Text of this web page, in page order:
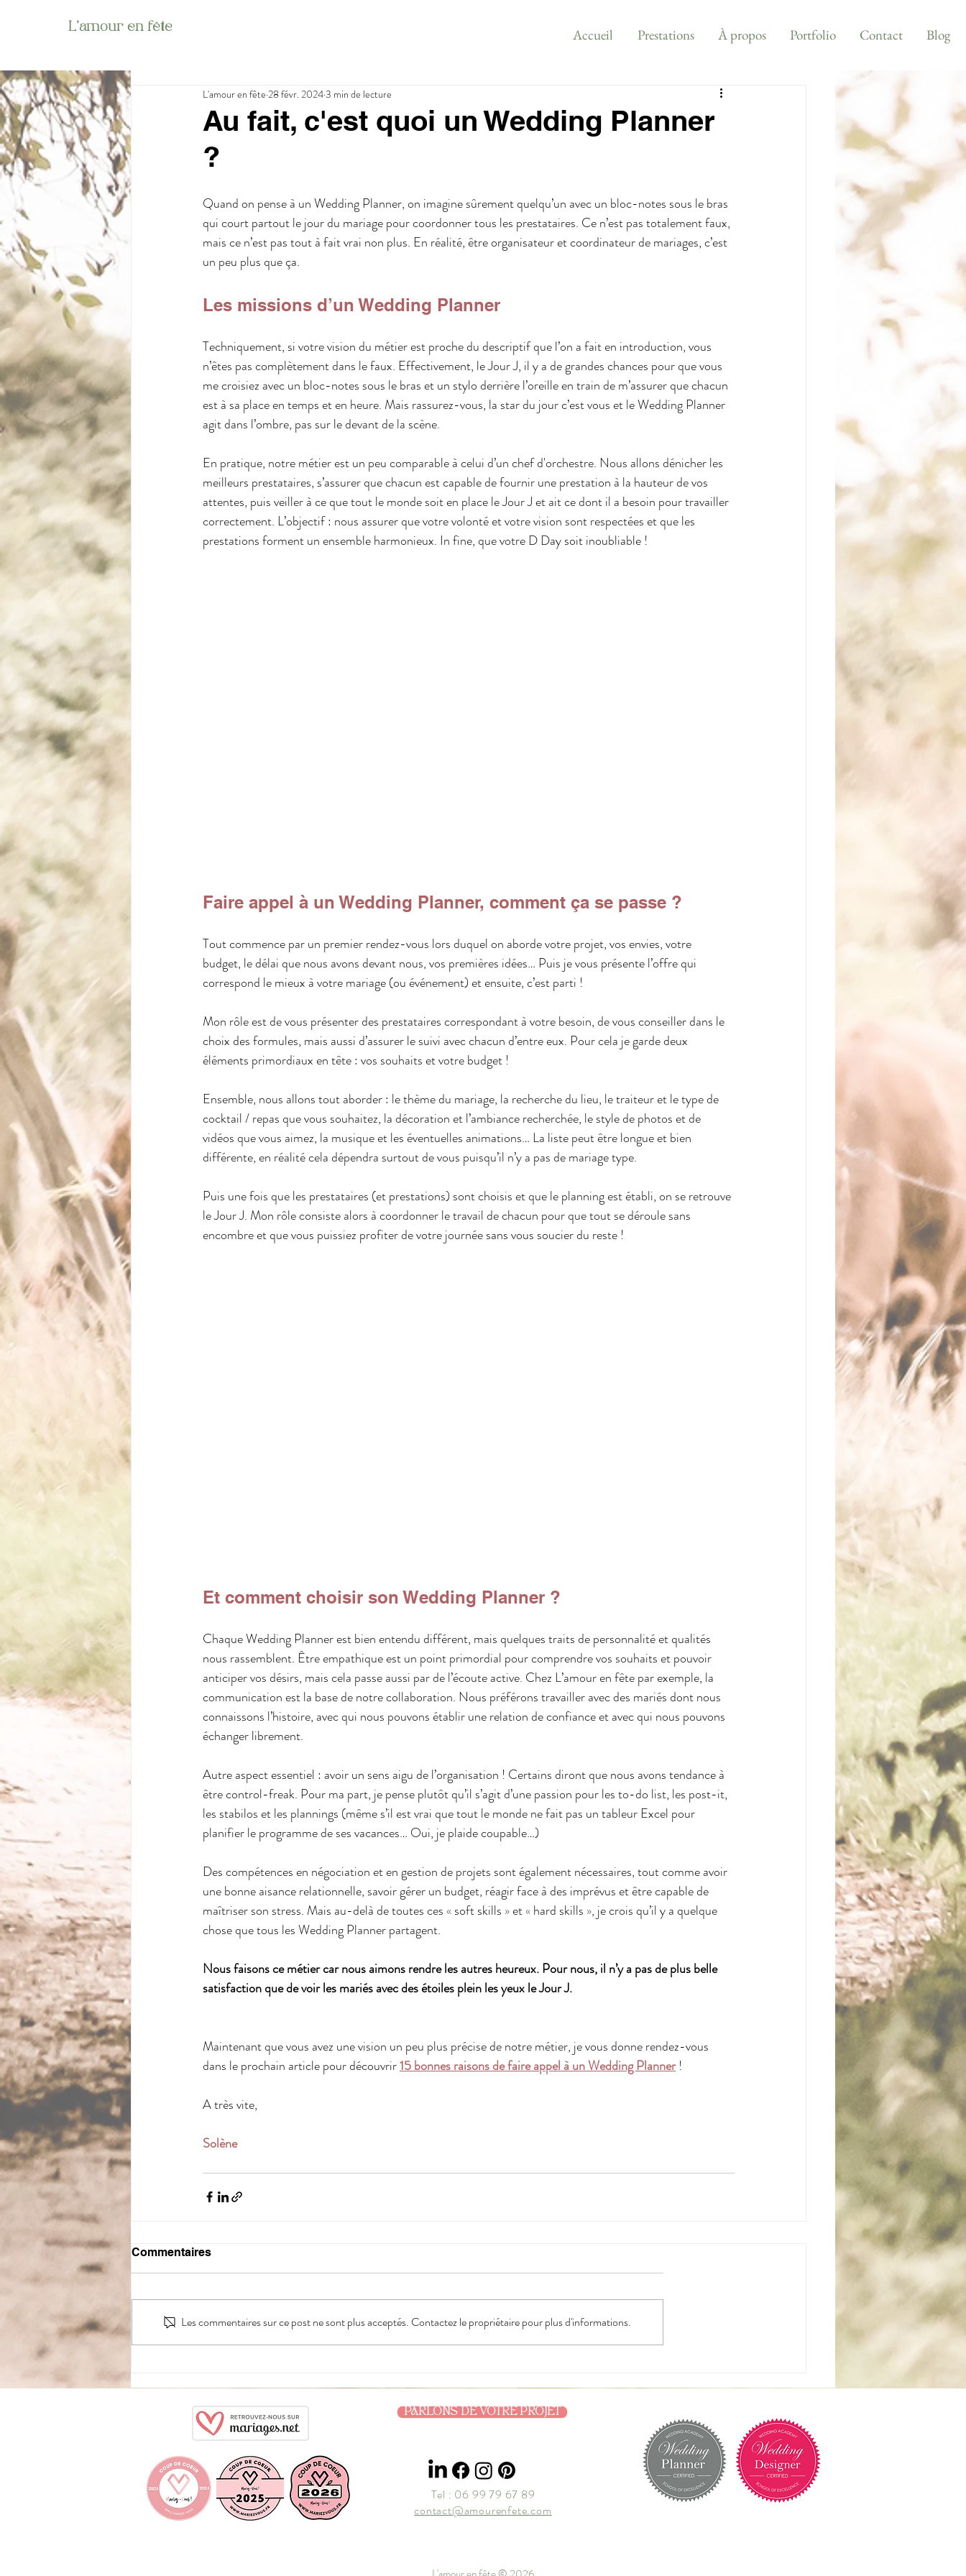
L'amour en fête Accueil Prestations À propos Portfolio Contact Blog
Au fait, c'est quoi un Wedding Planner
?
L'amour en fête 28 févr. 20243 min de lecture
Quand on pense à un Wedding Planner, on imagine sûrement quelqu’un avec un bloc-notes sous le bras
qui court partout le jour du mariage pour coordonner tous les prestataires. Ce n’est pas totalement faux,
mais ce n’est pas tout à fait vrai non plus. En réalité, être organisateur et coordinateur de mariages, c’est
un peu plus que ça.
Les missions d’un Wedding Planner
Techniquement, si votre vision du métier est proche du descriptif que l’on a fait en introduction, vous
n’êtes pas complètement dans le faux. Effectivement, le Jour J, il y a de grandes chances pour que vous
me croisiez avec un bloc-notes sous le bras et un stylo derrière l’oreille en train de m’assurer que chacun
est à sa place en temps et en heure. Mais rassurez-vous, la star du jour c’est vous et le Wedding Planner
agit dans l’ombre, pas sur le devant de la scène.
En pratique, notre métier est un peu comparable à celui d’un chef d'orchestre. Nous allons dénicher les
meilleurs prestataires, s’assurer que chacun est capable de fournir une prestation à la hauteur de vos
attentes, puis veiller à ce que tout le monde soit en place le Jour J et ait ce dont il a besoin pour travailler
correctement. L’objectif : nous assurer que votre volonté et votre vision sont respectées et que les
prestations forment un ensemble harmonieux. In fine, que votre D Day soit inoubliable !
Faire appel à un Wedding Planner, comment ça se passe ?
Tout commence par un premier rendez-vous lors duquel on aborde votre projet, vos envies, votre
budget, le délai que nous avons devant nous, vos premières idées… Puis je vous présente l’offre qui
correspond le mieux à votre mariage (ou événement) et ensuite, c’est parti !
Mon rôle est de vous présenter des prestataires correspondant à votre besoin, de vous conseiller dans le
choix des formules, mais aussi d’assurer le suivi avec chacun d’entre eux. Pour cela je garde deux
éléments primordiaux en tête : vos souhaits et votre budget !
Ensemble, nous allons tout aborder : le thème du mariage, la recherche du lieu, le traiteur et le type de
cocktail / repas que vous souhaitez, la décoration et l’ambiance recherchée, le style de photos et de
vidéos que vous aimez, la musique et les éventuelles animations… La liste peut être longue et bien
différente, en réalité cela dépendra surtout de vous puisqu’il n’y a pas de mariage type.
Puis une fois que les prestataires (et prestations) sont choisis et que le planning est établi, on se retrouve
le Jour J. Mon rôle consiste alors à coordonner le travail de chacun pour que tout se déroule sans
encombre et que vous puissiez profiter de votre journée sans vous soucier du reste !
Et comment choisir son Wedding Planner ?
Chaque Wedding Planner est bien entendu différent, mais quelques traits de personnalité et qualités
nous rassemblent. Être empathique est un point primordial pour comprendre vos souhaits et pouvoir
anticiper vos désirs, mais cela passe aussi par de l’écoute active. Chez L’amour en fête par exemple, la
communication est la base de notre collaboration. Nous préférons travailler avec des mariés dont nous
connaissons l’histoire, avec qui nous pouvons établir une relation de confiance et avec qui nous pouvons
échanger librement.
Autre aspect essentiel : avoir un sens aigu de l’organisation ! Certains diront que nous avons tendance à
être control-freak. Pour ma part, je pense plutôt qu’il s’agit d’une passion pour les to-do list, les post-it,
les stabilos et les plannings (même s’il est vrai que tout le monde ne fait pas un tableur Excel pour
planifier le programme de ses vacances… Oui, je plaide coupable…)
Des compétences en négociation et en gestion de projets sont également nécessaires, tout comme avoir
une bonne aisance relationnelle, savoir gérer un budget, réagir face à des imprévus et être capable de
maîtriser son stress. Mais au-delà de toutes ces « soft skills » et « hard skills », je crois qu’il y a quelque
chose que tous les Wedding Planner partagent.
Nous faisons ce métier car nous aimons rendre les autres heureux. Pour nous, il n’y a pas de plus belle
satisfaction que de voir les mariés avec des étoiles plein les yeux le Jour J.
Maintenant que vous avez une vision un peu plus précise de notre métier, je vous donne rendez-vous
dans le prochain article pour découvrir 15 bonnes raisons de faire appel à un Wedding Planner !
A très vite,
Solène
Commentaires
Les commentaires sur ce post ne sont plus acceptés. Contactez le propriétaire pour plus d'informations.
PARLONS DE VOTRE PROJET
Tel : 06 99 79 67 89
contact@amourenfete.com